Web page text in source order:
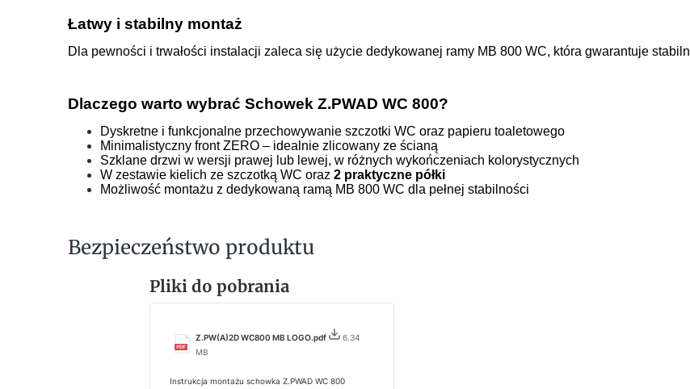
Łatwy i stabilny montaż
Dla pewności i trwałości instalacji zaleca się użycie dedykowanej ramy MB 800 WC, która gwarantuje
Dlaczego warto wybrać Schowek Z.PWAD WC 800?
Dyskretne i funkcjonalne przechowywanie szczotki WC oraz papieru toaletowego
Minimalistyczny front ZERO – idealnie zlicowany ze ścianą
Szklane drzwi w wersji prawej lub lewej, w różnych wykończeniach kolorystycznych
W zestawie kielich ze szczotką WC oraz 2 praktyczne półki
Możliwość montażu z dedykowaną ramą MB 800 WC dla pełnej stabilności
Bezpieczeństwo produktu
Pliki do pobrania
Z.PW(A)2D WC800 MB LOGO.pdf
6.34
MB
Instrukcja montażu schowka Z.PWAD WC 800